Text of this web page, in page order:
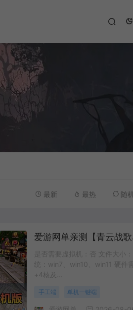
最新 最热 随机
是否需要虚拟机：否 文件大小
统：win7、win10、win11 硬件
+4核及…
手工端 单机一键端